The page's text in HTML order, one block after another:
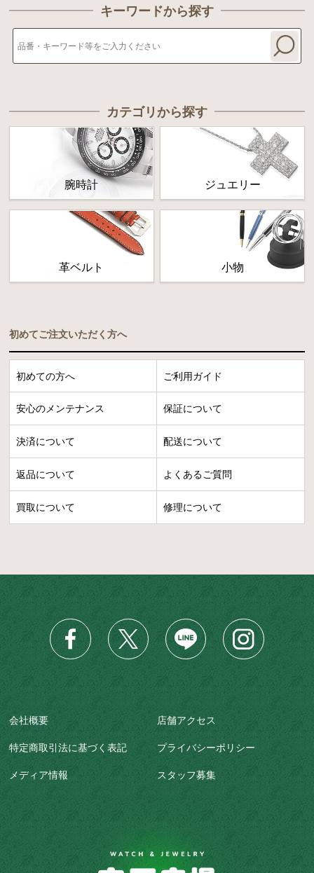
キーワードから探す
カテゴリから探す
腕時計 ジュエリー
革ベルト 小物
初めてご注文いただく方へ
初めての方へ ご利用ガイド
安心のメンテナンス 保証について
決済について 配送について
返品について よくあるご質問
買取について 修理について
会社概要 店舗アクセス
特定商取引法に基づく表記 プライバシーポリシー
メディア情報 スタッフ募集